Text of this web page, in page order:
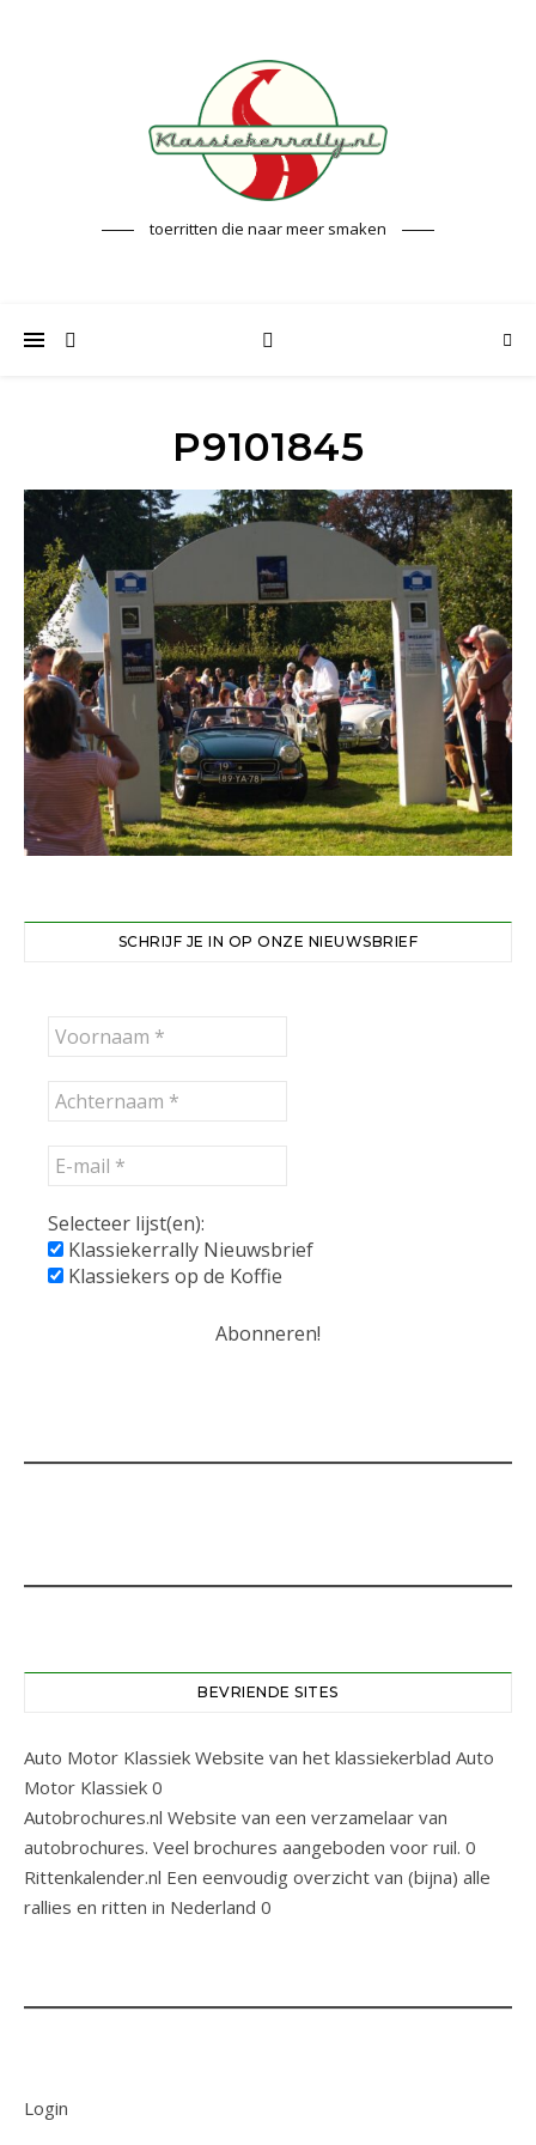
toerritten die naar meer smaken
P9101845
SCHRIJF JE IN OP ONZE NIEUWSBRIEF
Selecteer lijst(en):
Klassiekerrally Nieuwsbrief
Klassiekers op de Koffie
BEVRIENDE SITES
Auto Motor Klassiek Website van het klassiekerblad Auto
Motor Klassiek 0
Autobrochures.nl Website van een verzamelaar van
autobrochures. Veel brochures aangeboden voor ruil. 0
Rittenkalender.nl Een eenvoudig overzicht van (bijna) alle
rallies en ritten in Nederland 0
Login